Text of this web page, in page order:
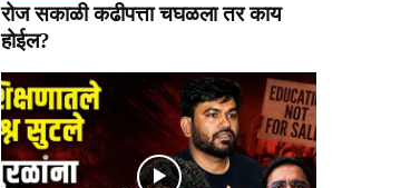
रोज सकाळी कढीपत्ता चघळला तर काय
होईल?